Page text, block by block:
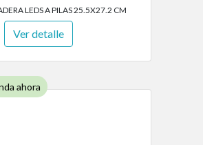
LEDS A PILAS 25.5X27.2 CM
Ver detalle
ahora